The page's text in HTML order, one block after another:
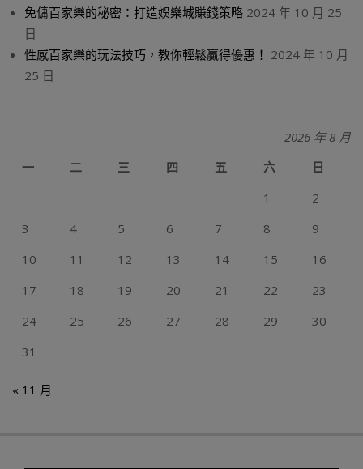
免傭百家樂的秘密：打造娛樂城賺錢策略 2024 年 10 月 25
日
性感百家樂的玩法技巧，教你輕鬆贏得優惠！ 2024 年 10 月
25 日
2026 年 8 月
一
二 三 四 五 六
日
1
2
3
4 5 6 7 8
9
10
11 12 13 14 15
16
17
18 19 20 21 22
23
24
25 26 27 28 29
30
31
« 11 月